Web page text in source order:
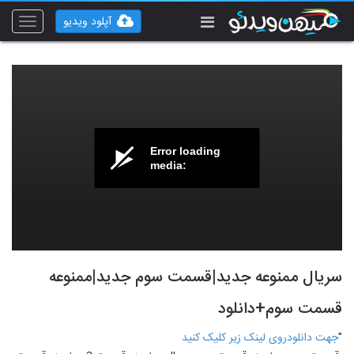
Toggle
آپلود ویدیو
Error loading
media:
سریال ممنوعه جدید|قسمت سوم جدید|ممنوعه
قسمت سوم+دانلود
"جهت دانلودروی لینک زیر کلیک کنید